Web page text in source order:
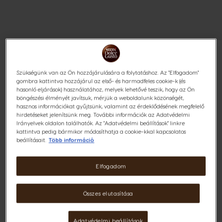
LATTE MACCHIATO 96
KAPSZULÁS CSOMAG
Rétegzett habos kávéspecialitás
Kapszula:x48
Kapszula ikon
x48
Kapszula ikon
Fedezd fel a tiszta élvezet három rétegét! A forró,
selymes tej és az érzékien lágy hab remekül kiegészíti a
Szükségünk van az Ön hozzájárulására a folytatáshoz. Az "Elfogadom"
gombra kattintva hozzájárul az első- és harmadfeles cookie-k (és
hasonló eljárások) használatához, melyek lehetővé teszik, hogy az Ön
böngészési élményét javítsuk, mérjük a weboldalunk közönségét,
hasznos információkat gyűjtsünk, valamint az érdeklődésének megfelelő
hirdetéseket jelenítsünk meg. További információk az Adatvédelmi
Irányelvek oldalon találhatók. Az "Adatvédelmi beállítások" linkre
kattintva pedig bármikor módosíthatja a cookie-kkal kapcsolatos
beállításait.
Több információ
Összes elutasítása
Elfogadom
Adatvédelmi beállítások